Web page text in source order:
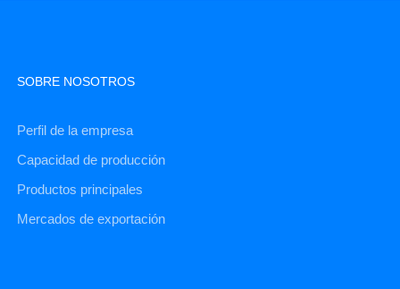
SOBRE NOSOTROS
Perfil de la empresa
Capacidad de producción
Productos principales
Mercados de exportación